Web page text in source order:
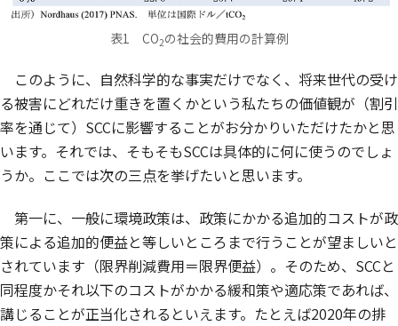
表1 CO2の社会的費用の計算例
このように、自然科学的な事実だけでなく、将来世代の受け
る被害にどれだけ重きを置くかという私たちの価値観が（割引
率を通じて）SCCに影響することがお分かりいただけたかと思
います。それでは、そもそもSCCは具体的に何に使うのでしょ
うか。ここでは次の三点を挙げたいと思います。
第一に、一般に環境政策は、政策にかかる追加的コストが政
策による追加的便益と等しいところまで行うことが望ましいと
されています（限界削減費用＝限界便益）。そのため、SCCと
同程度かそれ以下のコストがかかる緩和策や適応策であれば、
講じることが正当化されるといえます。たとえば2020年の排